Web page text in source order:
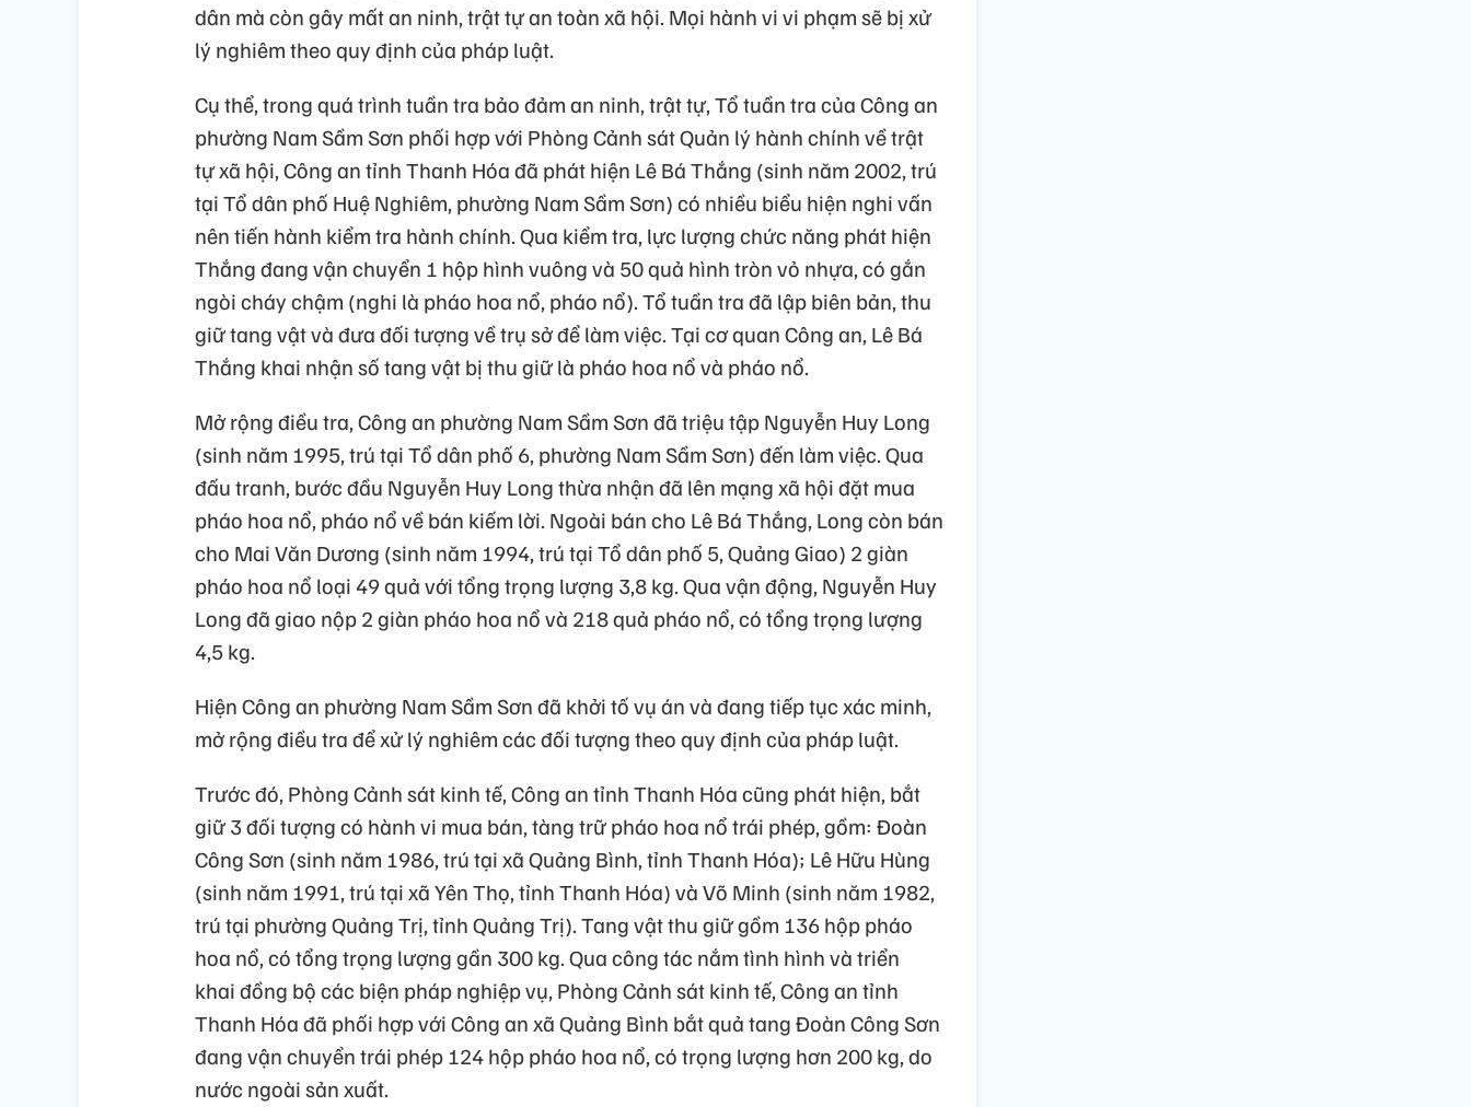
dân mà còn gây mất an ninh, trật tự an toàn xã hội. Mọi hành vi vi phạm sẽ bị xử
lý nghiêm theo quy định của pháp luật.
Cụ thể, trong quá trình tuần tra bảo đảm an ninh, trật tự, Tổ tuần tra của Công an
phường Nam Sầm Sơn phối hợp với Phòng Cảnh sát Quản lý hành chính về trật
tự xã hội, Công an tỉnh Thanh Hóa đã phát hiện Lê Bá Thắng (sinh năm 2002, trú
tại Tổ dân phố Huệ Nghiêm, phường Nam Sầm Sơn) có nhiều biểu hiện nghi vấn
nên tiến hành kiểm tra hành chính. Qua kiểm tra, lực lượng chức năng phát hiện
Thắng đang vận chuyển 1 hộp hình vuông và 50 quả hình tròn vỏ nhựa, có gắn
ngòi cháy chậm (nghi là pháo hoa nổ, pháo nổ). Tổ tuần tra đã lập biên bản, thu
giữ tang vật và đưa đối tượng về trụ sở để làm việc. Tại cơ quan Công an, Lê Bá
Thắng khai nhận số tang vật bị thu giữ là pháo hoa nổ và pháo nổ.
Mở rộng điều tra, Công an phường Nam Sầm Sơn đã triệu tập Nguyễn Huy Long
(sinh năm 1995, trú tại Tổ dân phố 6, phường Nam Sầm Sơn) đến làm việc. Qua
đấu tranh, bước đầu Nguyễn Huy Long thừa nhận đã lên mạng xã hội đặt mua
pháo hoa nổ, pháo nổ về bán kiếm lời. Ngoài bán cho Lê Bá Thắng, Long còn bán
cho Mai Văn Dương (sinh năm 1994, trú tại Tổ dân phố 5, Quảng Giao) 2 giàn
pháo hoa nổ loại 49 quả với tổng trọng lượng 3,8 kg. Qua vận động, Nguyễn Huy
Long đã giao nộp 2 giàn pháo hoa nổ và 218 quả pháo nổ, có tổng trọng lượng
4,5 kg.
Hiện Công an phường Nam Sầm Sơn đã khởi tố vụ án và đang tiếp tục xác minh,
mở rộng điều tra để xử lý nghiêm các đối tượng theo quy định của pháp luật.
Trước đó, Phòng Cảnh sát kinh tế, Công an tỉnh Thanh Hóa cũng phát hiện, bắt
giữ 3 đối tượng có hành vi mua bán, tàng trữ pháo hoa nổ trái phép, gồm: Đoàn
Công Sơn (sinh năm 1986, trú tại xã Quảng Bình, tỉnh Thanh Hóa); Lê Hữu Hùng
(sinh năm 1991, trú tại xã Yên Thọ, tỉnh Thanh Hóa) và Võ Minh (sinh năm 1982,
trú tại phường Quảng Trị, tỉnh Quảng Trị). Tang vật thu giữ gồm 136 hộp pháo
hoa nổ, có tổng trọng lượng gần 300 kg. Qua công tác nắm tình hình và triển
khai đồng bộ các biện pháp nghiệp vụ, Phòng Cảnh sát kinh tế, Công an tỉnh
Thanh Hóa đã phối hợp với Công an xã Quảng Bình bắt quả tang Đoàn Công Sơn
đang vận chuyển trái phép 124 hộp pháo hoa nổ, có trọng lượng hơn 200 kg, do
nước ngoài sản xuất.